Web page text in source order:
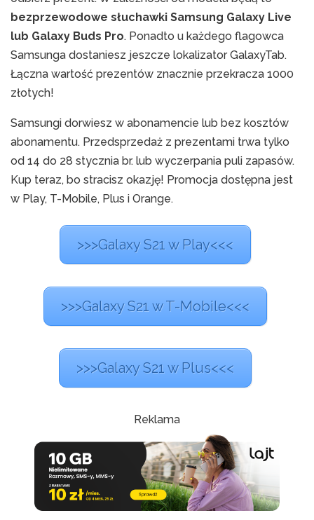
bezprzewodowe słuchawki Samsung Galaxy Live
lub Galaxy Buds Pro. Ponadto u każdego flagowca
Samsunga dostaniesz jeszcze lokalizator GalaxyTab.
Łączna wartość prezentów znacznie przekracza 1000
złotych!
Samsungi dorwiesz w abonamencie lub bez kosztów
abonamentu. Przedsprzedaż z prezentami trwa tylko
od 14 do 28 stycznia br. lub wyczerpania puli zapasów.
Kup teraz, bo stracisz okazję! Promocja dostępna jest
w Play, T-Mobile, Plus i Orange.
>>>Galaxy S21 w Play<<<
>>>Galaxy S21 w T-Mobile<<<
>>>Galaxy S21 w Plus<<<
Reklama